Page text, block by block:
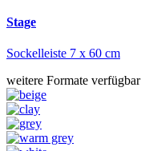
Stage
Sockelleiste 7 x 60 cm
weitere Formate verfügbar